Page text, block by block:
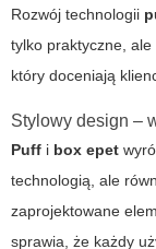
Rozwój technologii
tylko praktyczne,
który doceniają
Stylowy design –
Puff i box epet
technologią, ale
zaprojektowane
sprawia, że każdy